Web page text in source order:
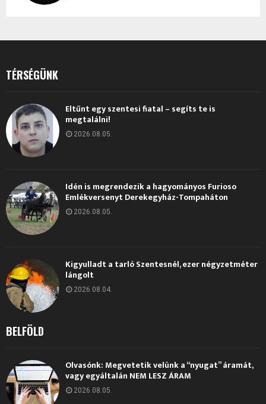
TÉRSÉGÜNK
Eltűnt egy szentesi fiatal – segíts te is
megtalálni!
2026.08.05.
Idén is megrendezik a hagyományos Furioso
Emlékversenyt Derekegyház-Tompaháton
2026.08.05.
Kigyulladt a tarló Szentesnél, ezer négyzetméter
lángolt
2026.08.04.
BELFÖLD
Olvasónk: Megvetetik velünk a “nyugat” áramát,
vagy egyáltalán NEM LESZ ÁRAM
2026.08.05.